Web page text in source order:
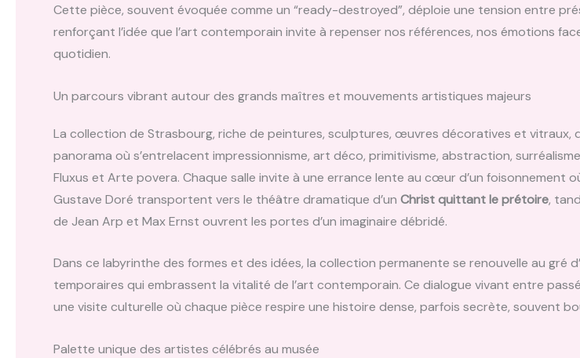
Cette pièce, souvent évoquée comme un “ready-destroyed”, déploie une tension entre
renforçant l’idée que l’art contemporain invite à repenser nos références, nos émotions
quotidien.
Un parcours vibrant autour des grands maîtres et mouvements artistiques majeurs
La collection de Strasbourg, riche de peintures, sculptures, œuvres décoratives et vitraux,
panorama où s’entrelacent impressionnisme, art déco, primitivisme, abstraction,
Fluxus et Arte povera. Chaque salle invite à une errance lente au cœur d’un foisonnement
Gustave Doré transportent vers le théâtre dramatique d’un Christ quittant le prétoire,
de Jean Arp et Max Ernst ouvrent les portes d’un imaginaire débridé.
Dans ce labyrinthe des formes et des idées, la collection permanente se renouvelle au gré
temporaires qui embrassent la vitalité de l’art contemporain. Ce dialogue vivant entre
une visite culturelle où chaque pièce respire une histoire dense, parfois secrète, souvent
Palette unique des artistes célébrés au musée